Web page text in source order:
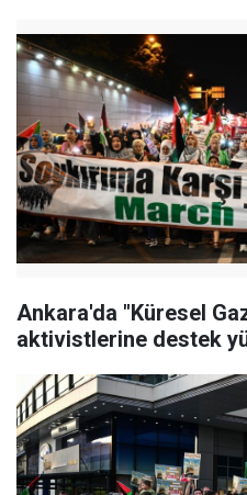
Ankara'da "Küresel
aktivistlerine destek